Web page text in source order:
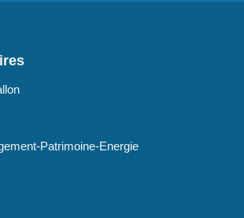
Patrimoine-Energie